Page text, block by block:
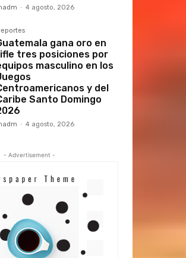
- 4 agosto, 2026
gana oro en
tres posiciones por
masculino en los
y del
Santo Domingo
- 4 agosto, 2026
- Advertisement -